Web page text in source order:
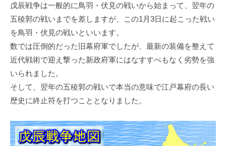
戊辰戦争は一般的に鳥羽・伏見の戦いから始まって、翌年の
五稜郭の戦いまでを差しますが、この1月3日に起こった戦い
を鳥羽・伏見の戦いといいます。
数では圧倒的だった旧幕府軍でしたが、最新の装備を整えて
近代戦術で迎え撃った新政府軍にはなすすべもなく劣勢を強
いられました。
そして、翌年の五稜郭の戦いで本当の意味で江戸幕府の長い
歴史に終止符を打つこととなりました。